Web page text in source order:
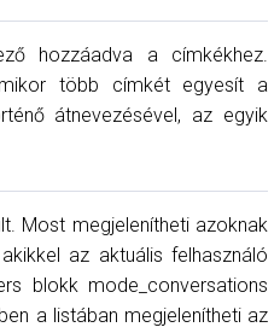
hozzáadva a címkékhez.
több címkét egyesít a
átnevezésével, az egyik
Most megjelenítheti azoknak
az aktuális felhasználó
blokk mode_conversations
a listában megjelenítheti az